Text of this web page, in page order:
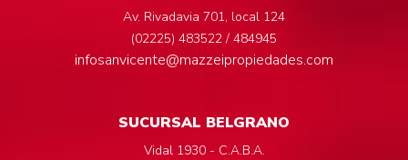
Av. Rivadavia 701, local 124
(02225) 483522 / 484945
infosanvicente@mazzeipropiedades.com
SUCURSAL BELGRANO
Vidal 1930 - C.A.B.A.